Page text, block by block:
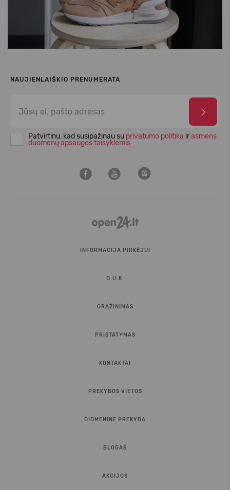
NAUJIENLAIŠKIO PRENUMERATA
Patvirtinu, kad susipažinau su privatumo politika irasmens
duomenų apsaugos taisyklėmis
INFORMACIJA PIRKĖJUI
D.U.K.
GRĄŽINIMAS
PRISTATYMAS
KONTAKTAI
PREKYBOS VIETOS
DIDMENINĖ PREKYBA
BLOGAS
AKCIJOS